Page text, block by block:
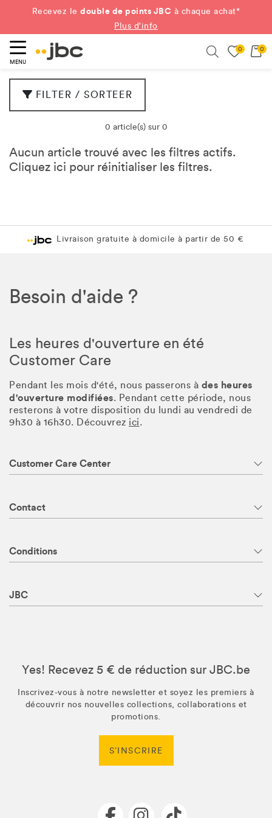
Recevez ledouble de points JBC à chaque achat*
Plus d'info
MENU
0 0
FILTER / SORTEER
0 article(s) sur 0
Aucun article trouvé avec les filtres actifs.
Cliquez ici pour réinitialiser les filtres.
Livraison gratuite à domicile à partir de 50 €
Besoin d'aide ?
Les heures d'ouverture en été
Customer Care
Pendant les mois d'été, nous passerons à des heures
d'ouverture modifiées. Pendant cette période, nous
resterons à votre disposition du lundi au vendredi de
9h30 à 16h30. Découvrez ici.
Customer Care Center
Contact
Conditions
JBC
Yes! Recevez 5 € de réduction sur JBC.be
Inscrivez-vous à notre newsletter et soyez les premiers à
découvrir nos nouvelles collections, collaborations et
promotions.
S’INSCRIRE